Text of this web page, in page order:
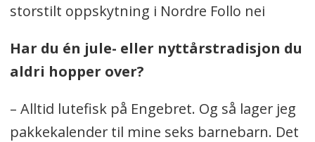
storstilt oppskytning i Nordre Follo nei
Har du én jule- eller nyttårstradisjon du
aldri hopper over?
– Alltid lutefisk på Engebret. Og så lager jeg
pakkekalender til mine seks barnebarn. Det